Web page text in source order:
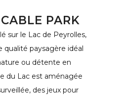
PARK
sur le Lac de Peyrolles,
qualité paysagère idéal
ou détente en
du Lac est aménagée
des jeux pour